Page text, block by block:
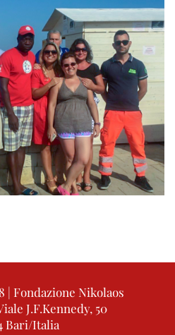
| Fondazione Nikolaos
J.F.Kennedy, 50
Bari/Italia